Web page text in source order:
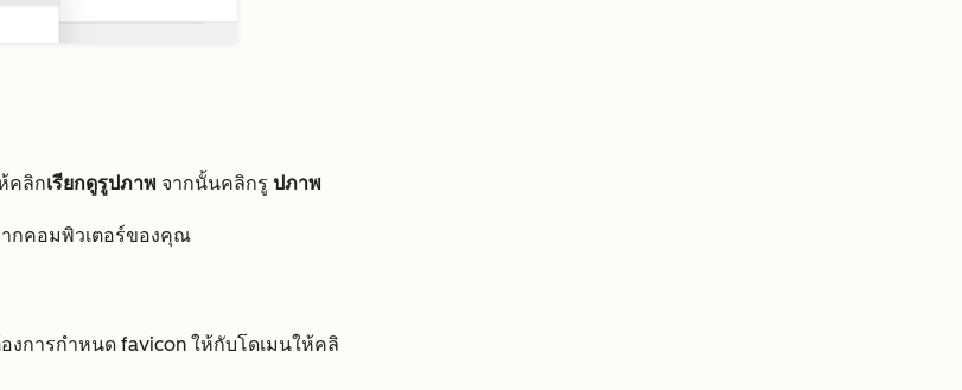
คลิกเรียกดูรูปภาพ จากนั้นคลิกรู ปภาพ
กคอมพิวเตอร์ของคุณ
งการกำหนด favicon ให้กับโดเมนให้คลิ